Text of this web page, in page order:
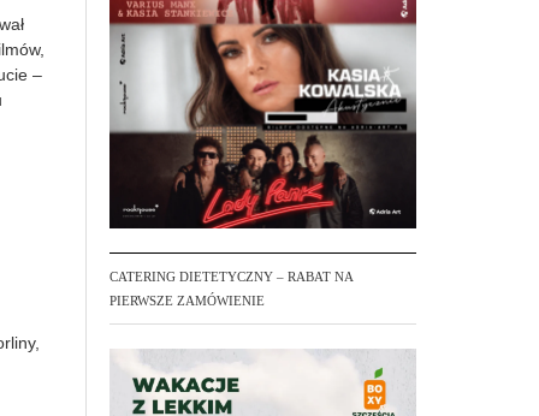
–
CATERING DIETETYCZNY – RABAT NA
PIERWSZE ZAMÓWIENIE